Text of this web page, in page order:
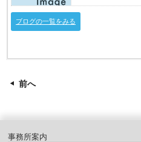
【資金調達実績
ブログの一覧をみる
前へ
事務所案内